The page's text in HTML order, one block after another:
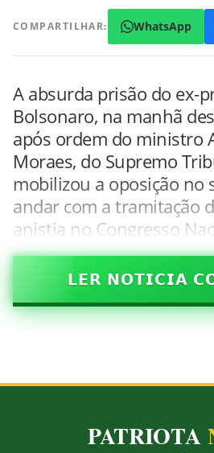
COMPARTILHAR: WhatsApp
A absurda prisão do ex-
Bolsonaro, na manhã
após ordem do ministro
Moraes, do Supremo
mobilizou a oposição no
andar com a tramitação
anistia no Congresso
𝗟𝗘𝗥 𝗡𝗢𝗧𝗜𝗖𝗜𝗔
PATRIOTA